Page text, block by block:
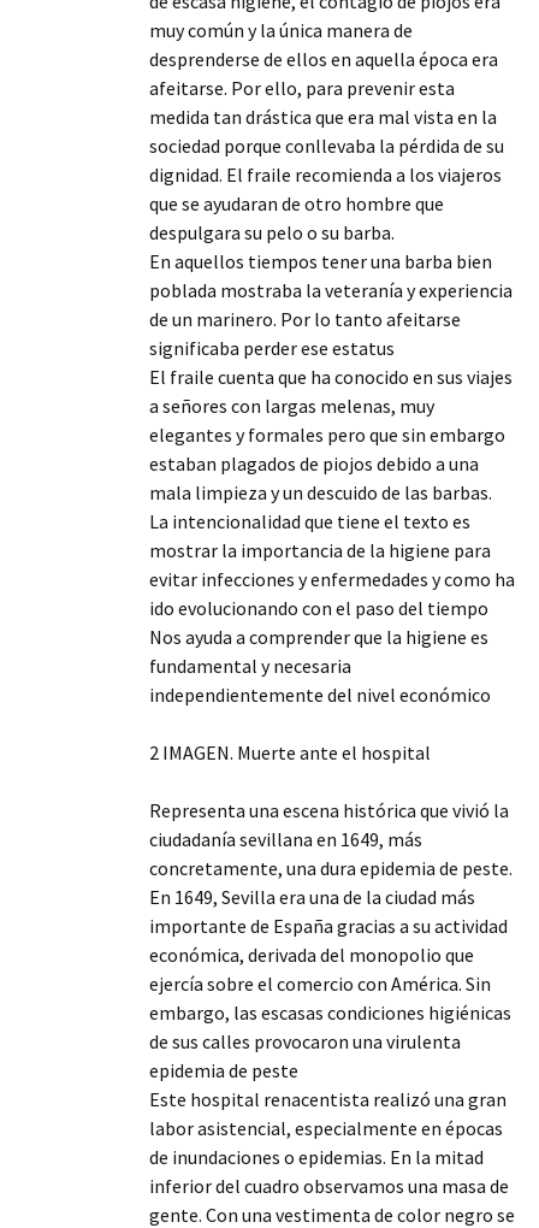
muy común y la única manera de
desprenderse de ellos en aquella época era
afeitarse. Por ello, para prevenir esta
medida tan drástica que era mal vista en la
sociedad porque conllevaba la pérdida de su
dignidad. El fraile recomienda a los viajeros
que se ayudaran de otro hombre que
despulgara su pelo o su barba.
En aquellos tiempos tener una barba bien
poblada mostraba la veteranía y experiencia
de un marinero. Por lo tanto afeitarse
significaba perder ese estatus
El fraile cuenta que ha conocido en sus viajes
a señores con largas melenas, muy
elegantes y formales pero que sin embargo
estaban plagados de piojos debido a una
mala limpieza y un descuido de las barbas.
La intencionalidad que tiene el texto es
mostrar la importancia de la higiene para
evitar infecciones y enfermedades y como ha
ido evolucionando con el paso del tiempo
Nos ayuda a comprender que la higiene es
fundamental y necesaria
independientemente del nivel económico
2 IMAGEN. Muerte ante el hospital
Representa una escena histórica que vivió la
ciudadanía sevillana en 1649, más
concretamente, una dura epidemia de peste.
En 1649, Sevilla era una de la ciudad más
importante de España gracias a su actividad
económica, derivada del monopolio que
ejercía sobre el comercio con América. Sin
embargo, las escasas condiciones higiénicas
de sus calles provocaron una virulenta
epidemia de peste
Este hospital renacentista realizó una gran
labor asistencial, especialmente en épocas
de inundaciones o epidemias. En la mitad
inferior del cuadro observamos una masa de
gente. Con una vestimenta de color negro se